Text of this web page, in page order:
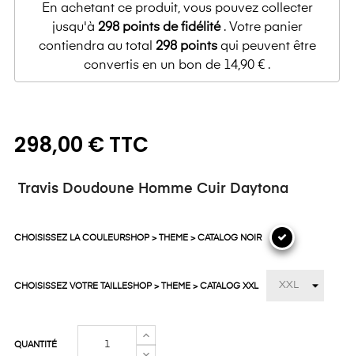
En achetant ce produit, vous pouvez collecter
jusqu'à 298points de fidélité. Votre panier
contiendra au total 298pointsqui peuvent être
convertis en un bon de 14,90 € .
298,00 € TTC
Travis Doudoune Homme Cuir Daytona
CHOISISSEZ LA COULEURSHOP > THEME > CATALOG NOIR
CHOISISSEZ VOTRE TAILLESHOP > THEME > CATALOG XXL
QUANTITÉ